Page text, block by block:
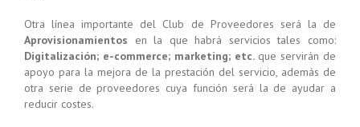
Otra línea importante del Club de Proveedores será la de
Aprovisionamientos en la que habrá servicios tales como:
Digitalización; e-commerce; marketing; etc.que servirán de
apoyo para la mejora de la prestación del servicio, además de
otra serie de proveedores cuya función será la de ayudar a
reducir costes.